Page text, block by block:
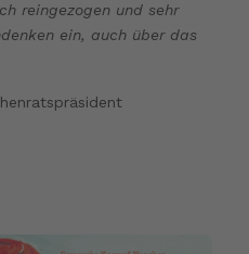
reingezogen und sehr
ein, auch über das